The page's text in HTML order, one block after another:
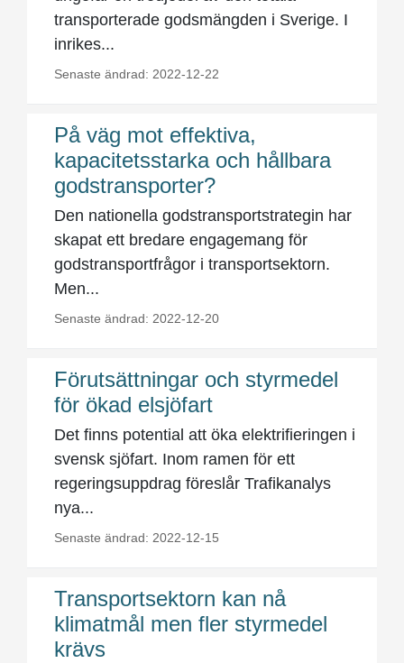
transporterade godsmängden i Sverige. I
inrikes...
Senaste ändrad: 2022-12-22
På väg mot effektiva,
kapacitetsstarka och hållbara
godstransporter?
Den nationella godstransportstrategin har
skapat ett bredare engagemang för
godstransportfrågor i transportsektorn.
Men...
Senaste ändrad: 2022-12-20
Förutsättningar och styrmedel
för ökad elsjöfart
Det finns potential att öka elektrifieringen i
svensk sjöfart. Inom ramen för ett
regeringsuppdrag föreslår Trafikanalys
nya...
Senaste ändrad: 2022-12-15
Transportsektorn kan nå
klimatmål men fler styrmedel
krävs